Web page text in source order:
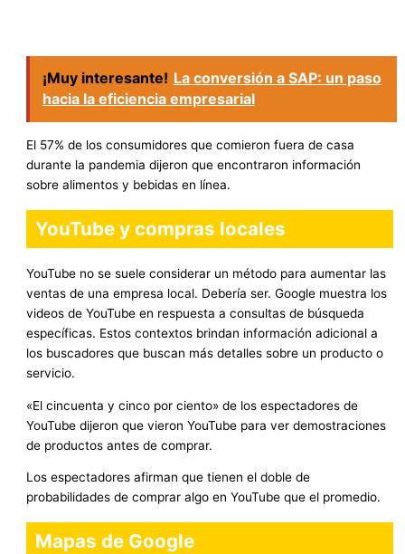
¡Muy interesante! La conversión a SAP: un paso
hacia la eficiencia empresarial
El 57% de los consumidores que comieron fuera de casa
durante la pandemia dijeron que encontraron información
sobre alimentos y bebidas en línea.
YouTube y compras locales
YouTube no se suele considerar un método para aumentar las
ventas de una empresa local. Debería ser. Google muestra los
videos de YouTube en respuesta a consultas de búsqueda
específicas. Estos contextos brindan información adicional a
los buscadores que buscan más detalles sobre un producto o
servicio.
«El cincuenta y cinco por ciento» de los espectadores de
YouTube dijeron que vieron YouTube para ver demostraciones
de productos antes de comprar.
Los espectadores afirman que tienen el doble de
probabilidades de comprar algo en YouTube que el promedio.
Mapas de Google